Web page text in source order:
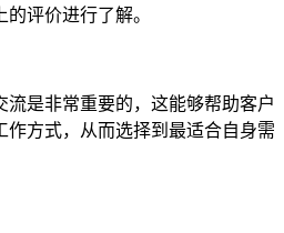
评价进行了解。
流是非常重要的，这能够帮助客户
作方式，从而选择到最适合自身需